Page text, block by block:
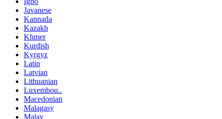
Javanese
Kannada
Kazakh
Khmer
Kurdish
Kyrgyz
Latin
Latvian
Lithuanian
Luxembou..
Macedonian
Malagasy
Malay